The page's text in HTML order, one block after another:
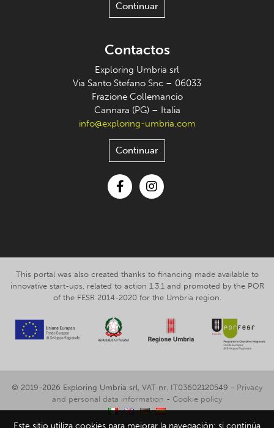
Continuar
Contactos
Exploring Umbria srl
Via Santo Stefano Snc – 06033
Frazione Collemancio
Cannara (PG) – Italia
info@exploring-umbria.com
Continuar
This portal was also created thanks to financing made available to
innovative start-ups, related to action 1.3.1 and promoted by the POR
of the FESR 2014-2020 for the Umbria region.
© 2019-2026 Exploring Umbria srl, VAT nr. IT03602120549 - Privacy
and personal data information - Cookie policy
Este sitio utiliza cookies para mejorar la navegación: si continúa